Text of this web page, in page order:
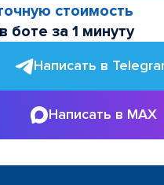
стоимость
боте за 1 минуту
Написать в
Написать в MAX